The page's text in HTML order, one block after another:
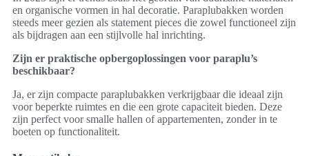
en organische vormen in hal decoratie. Paraplubakken worden
steeds meer gezien als statement pieces die zowel functioneel zijn
als bijdragen aan een stijlvolle hal inrichting.
Zijn er praktische opbergoplossingen voor paraplu’s
beschikbaar?
Ja, er zijn compacte paraplubakken verkrijgbaar die ideaal zijn
voor beperkte ruimtes en die een grote capaciteit bieden. Deze
zijn perfect voor smalle hallen of appartementen, zonder in te
boeten op functionaliteit.